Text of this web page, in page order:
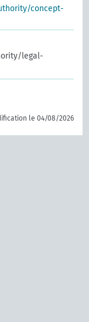
concept-
legal-
le 04/08/2026